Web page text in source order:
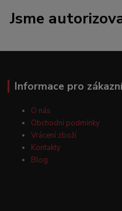
Jsme
Informace pro
O nás
Obchodní podmínky
Vrácení zboží
Kontakty
Blog